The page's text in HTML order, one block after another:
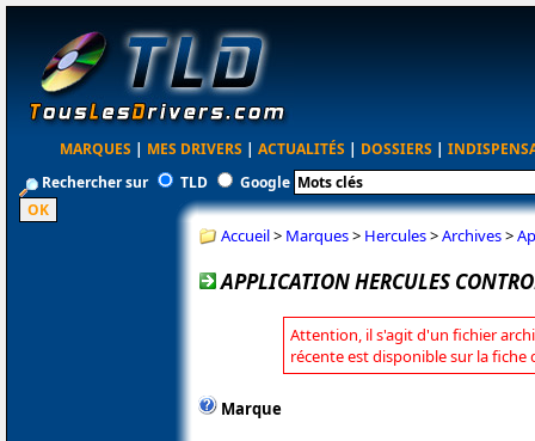
MARQUES | MES DRIVERS | ACTUALITÉS | DOSSIERS |
Rechercher sur
TLD Google
Accueil> Marques> Hercules>Archives>
APPLICATION HERCULES
Attention, il s'agit d'un fichier
récente est disponible sur la fiche
Marque